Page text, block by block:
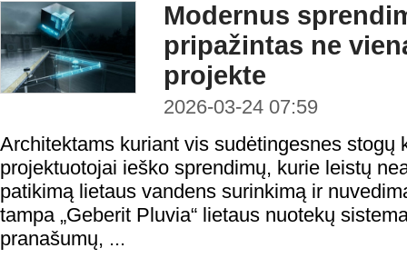
Modernus
pripažintas ne
projekte
2026-03-24 07:59
Architektams kuriant vis sudėtingesnes stogų
projektuotojai ieško sprendimų, kurie leistų
patikimą lietaus vandens surinkimą ir
tampa „Geberit Pluvia“ lietaus nuotekų
pranašumų, ...